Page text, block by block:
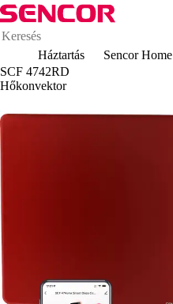
Háztartás Sencor Home
SCF 4742RD
Hőkonvektor